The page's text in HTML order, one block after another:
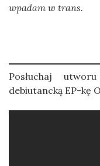
wpadam w trans.
Posłuchaj
debiutancką EP-kę